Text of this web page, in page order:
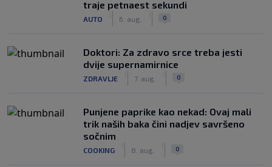
traje petnaest sekundi
AUTO 6. aug. 0
Doktori: Za zdravo srce treba jesti
dvije supernamirnice
ZDRAVLJE 7. aug. 0
Punjene paprike kao nekad: Ovaj mali
trik naših baka čini nadjev savršeno
sočnim
COOKING 8. aug. 0